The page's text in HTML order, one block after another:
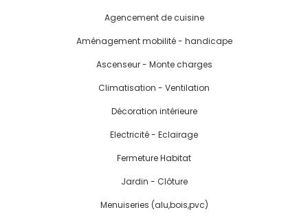
Agencement de cuisine
Aménagement mobilité - handicape
Ascenseur - Monte charges
Climatisation - Ventilation
Décoration intérieure
Electricité - Eclairage
Fermeture Habitat
Jardin - Clôture
Menuiseries (alu,bois,pvc)